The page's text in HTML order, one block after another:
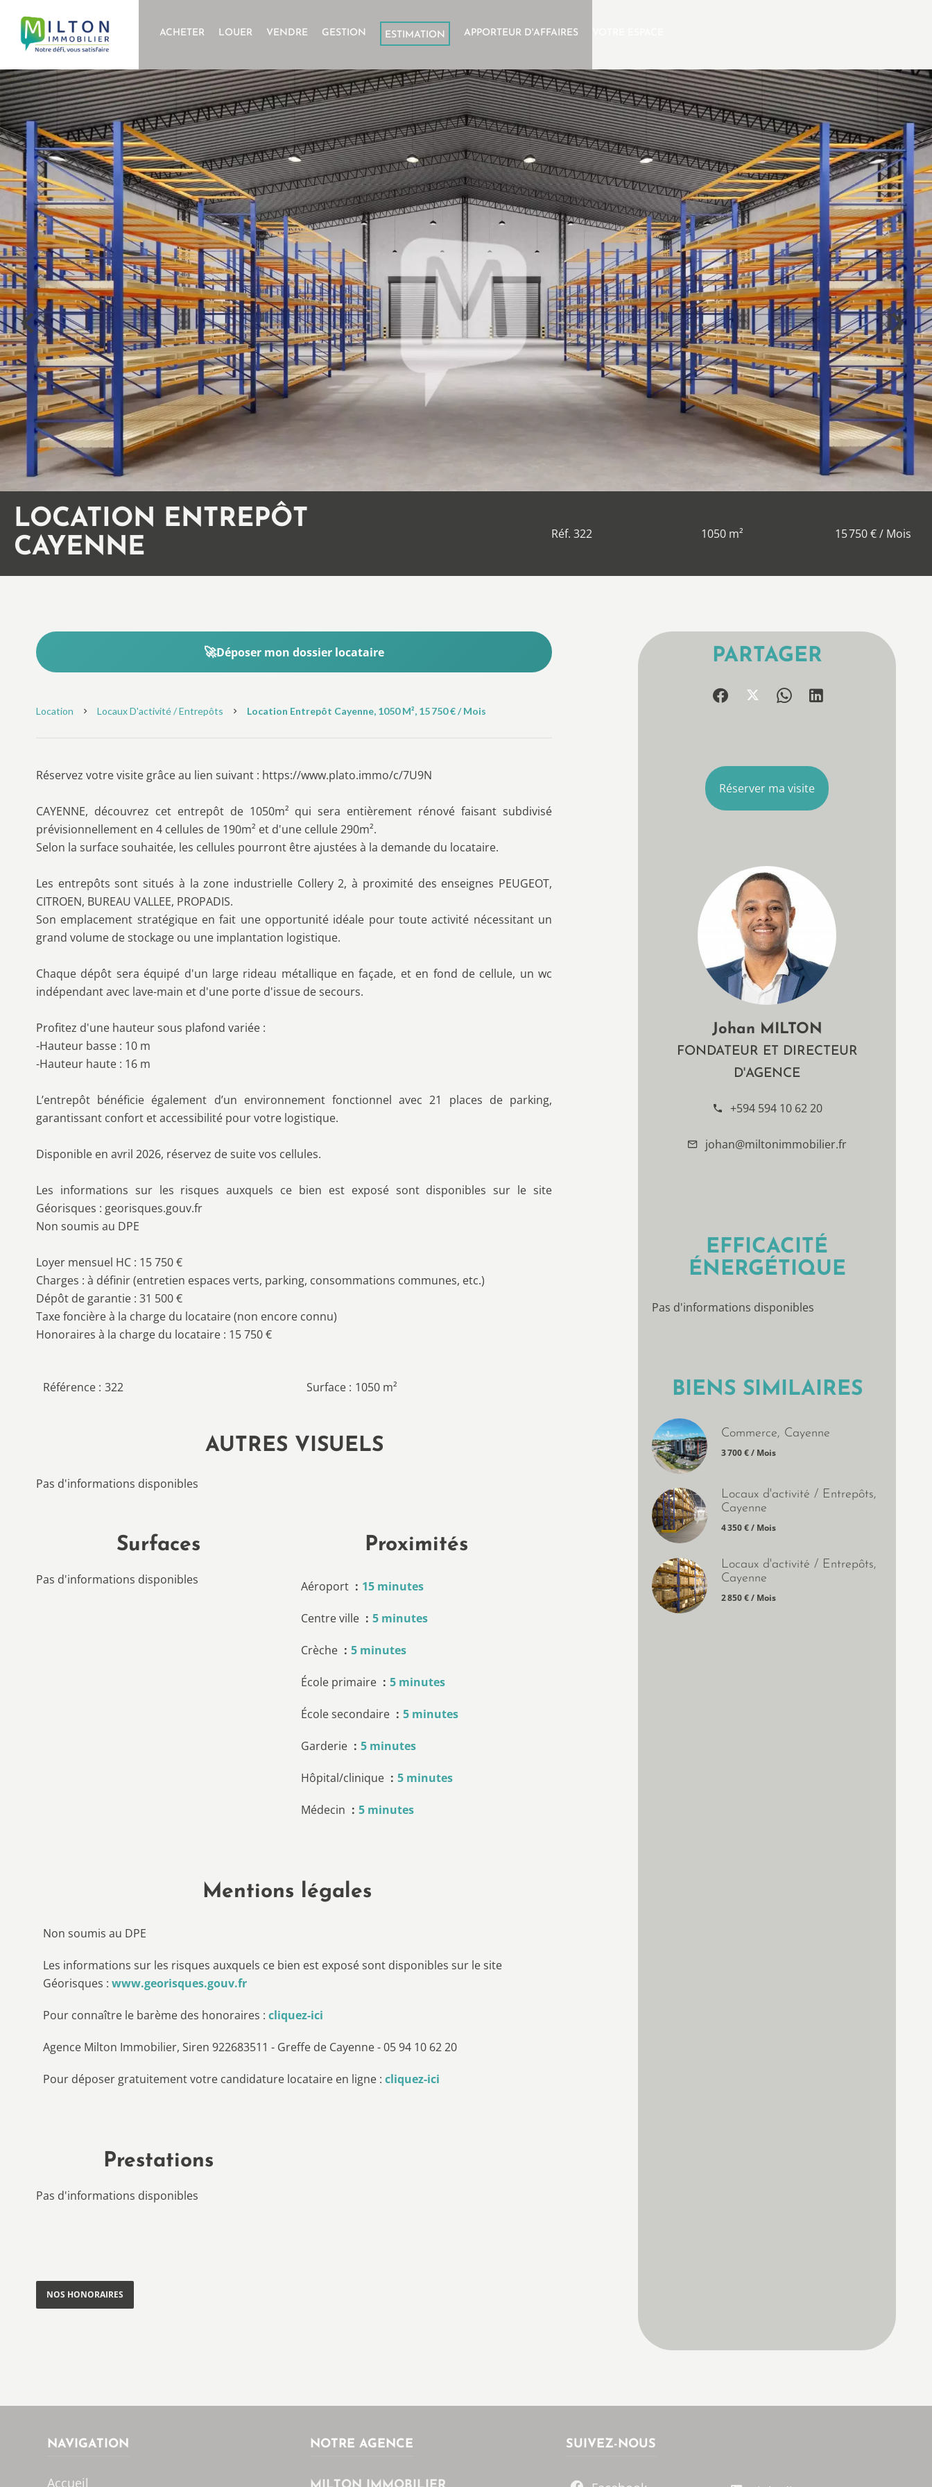
ACHETER LOUER VENDRE GESTION ESTIMATION APPORTEUR D'AFFAIRES
LOCATION ENTREPÔT
CAYENNE
Réf. 322 1050 m² 15 750 € / Mois
Déposer mon dossier locataire
Location Locaux D'activité / Entrepôts Location Entrepôt Cayenne, 1050 M², 15 750 € / Mois
Réservez votre visite grâce au lien suivant : https://www.plato.immo/c/7U9N
CAYENNE, découvrez cet entrepôt de 1050m² qui sera entièrement rénové faisant subdivisé
prévisionnellement en 4 cellules de 190m² et d'une cellule 290m².
Selon la surface souhaitée, les cellules pourront être ajustées à la demande du locataire.
Les entrepôts sont situés à la zone industrielle Collery 2, à proximité des enseignes PEUGEOT,
CITROEN, BUREAU VALLEE, PROPADIS.
Son emplacement stratégique en fait une opportunité idéale pour toute activité nécessitant un
grand volume de stockage ou une implantation logistique.
Chaque dépôt sera équipé d'un large rideau métallique en façade, et en fond de cellule, un wc
indépendant avec lave-main et d'une porte d'issue de secours.
Profitez d'une hauteur sous plafond variée :
-Hauteur basse : 10 m
-Hauteur haute : 16 m
L’entrepôt bénéficie également d’un environnement fonctionnel avec 21 places de parking,
garantissant confort et accessibilité pour votre logistique.
Disponible en avril 2026, réservez de suite vos cellules.
Les informations sur les risques auxquels ce bien est exposé sont disponibles sur le site
Géorisques : georisques.gouv.fr
Non soumis au DPE
Loyer mensuel HC : 15 750 €
Charges : à définir (entretien espaces verts, parking, consommations communes, etc.)
Dépôt de garantie : 31 500 €
Taxe foncière à la charge du locataire (non encore connu)
Honoraires à la charge du locataire : 15 750 €
Référence 322 Surface 1050 m²
AUTRES VISUELS
Pas d'informations disponibles
Surfaces
Pas d'informations disponibles
Proximités
Aéroport 15 minutes
Centre ville 5 minutes
Crèche 5 minutes
École primaire 5 minutes
École secondaire 5 minutes
Garderie 5 minutes
Hôpital/clinique 5 minutes
Médecin 5 minutes
Mentions légales
Non soumis au DPE
Les informations sur les risques auxquels ce bien est exposé sont disponibles sur le site
Géorisques : www.georisques.gouv.fr
Pour connaître le barème des honoraires : cliquez-ici
Agence Milton Immobilier, Siren 922683511 - Greffe de Cayenne - 05 94 10 62 20
Pour déposer gratuitement votre candidature locataire en ligne : cliquez-ici
Prestations
Pas d'informations disponibles
NOS HONORAIRES
PARTAGER
Réserver ma visite
Johan MILTON
FONDATEUR ET DIRECTEUR
D'AGENCE
+594 594 10 62 20
johan@miltonimmobilier.fr
EFFICACITÉ
ÉNERGÉTIQUE
Pas d'informations disponibles
BIENS SIMILAIRES
Commerce, Cayenne
3 700 € / Mois
Locaux d'activité / Entrepôts,
Cayenne
4 350 € / Mois
Locaux d'activité / Entrepôts,
Cayenne
2 850 € / Mois
NAVIGATION
Accueil
NOTRE AGENCE SUIVEZ-NOUS